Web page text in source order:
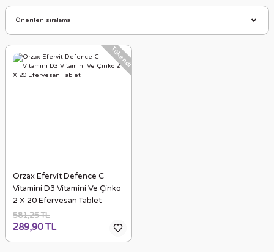
Tükendi
Orzax Efervit Defence C
Vitamini D3 Vitamini Ve Çinko
2 X 20 Efervesan Tablet
581,25 TL
289,90 TL